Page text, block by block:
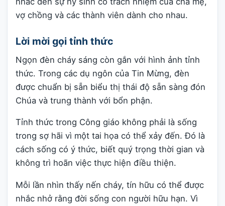
vợ chồng và các thành viên dành cho nhau.
Lời mời gọi tỉnh thức
Ngọn đèn cháy sáng còn gắn với hình ảnh tỉnh
thức. Trong các dụ ngôn của Tin Mừng, đèn
được chuẩn bị sẵn biểu thị thái độ sẵn sàng đón
Chúa và trung thành với bổn phận.
Tỉnh thức trong Công giáo không phải là sống
trong sợ hãi vì một tai họa có thể xảy đến. Đó là
cách sống có ý thức, biết quý trọng thời gian và
không trì hoãn việc thực hiện điều thiện.
Mỗi lần nhìn thấy nến cháy, tín hữu có thể được
nhắc nhở rằng đời sống con người hữu hạn. Vì